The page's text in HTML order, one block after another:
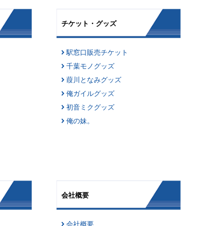
チケット・グッズ
駅窓口販売チケット
千葉モノグッズ
葭川となみグッズ
俺ガイルグッズ
初音ミクグッズ
俺の妹。
会社概要
会社概要